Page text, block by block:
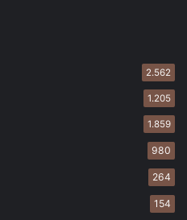
2.562
1.205
1.859
980
264
154